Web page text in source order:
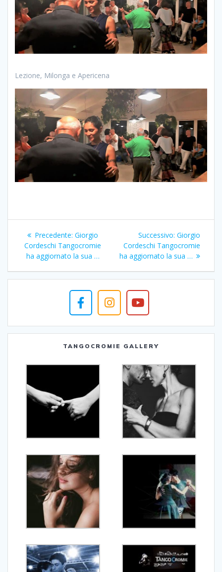
Lezione, Milonga e Apericena
Navigazione
articoli
Precedente: Articolo
precedente:
Giorgio
Cordeschi Tangocromie
ha aggiornato la sua …
Successivo: Articolo
successivo:
Giorgio
Cordeschi Tangocromie
ha aggiornato la sua …
TANGOCROMIE GALLERY